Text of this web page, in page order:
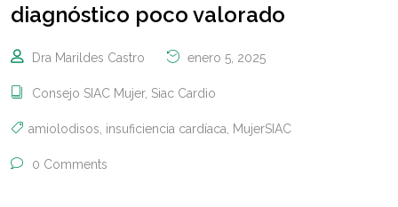
diagnóstico poco valorado
Dra Marildes Castro enero 5, 2025
Consejo SIAC Mujer, Siac Cardio
amiolodisos insuficiencia cardíaca MujerSIAC
0 Comments